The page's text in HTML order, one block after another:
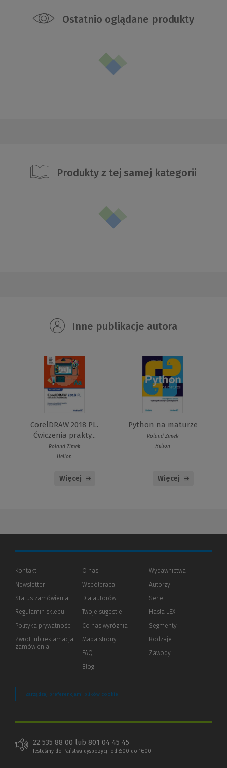
Ostatnio oglądane produkty
Produkty z tej samej kategorii
Inne publikacje autora
CorelDRAW 2018 PL.
Ćwiczenia prakty...
Roland Zimek
Helion
Więcej
Python na maturze
Roland Zimek
Helion
Więcej
Kontakt
Newsletter
Status zamówienia
Regulamin sklepu
Polityka prywatności (Nowe
(Link
innej
Zwrot lub reklamacja
zamówienia
O nas
Współpraca
Dla autorów(Nowe
(Link
innej
strony)
Twoje sugestie
Co nas wyróżnia
Mapa strony
FAQ
Blog
Wydawnictwa
Autorzy
Serie
Hasła LEX
Segmenty
Rodzaje
Zawody
Zarządzaj preferencjami plików cookie
22 535 88 00 lub 801 04 45 45
Jesteśmy do Państwa dyspozycji od 8:00 do 16:00